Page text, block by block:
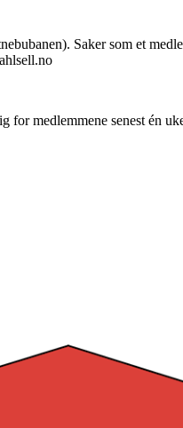
Saker som et
medlemmene senest én